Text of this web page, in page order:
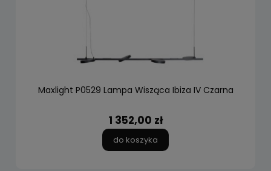
Maxlight P0529 Lampa Wisząca Ibiza IV Czarna
1 352,00 zł
do koszyka